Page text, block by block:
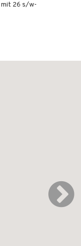
mit 26 s/w-